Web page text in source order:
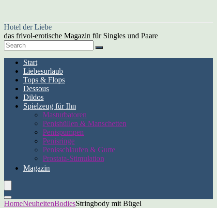
Hotel der Liebe
das frivol-erotische Magazin für Singles und Paare
Start
Liebesurlaub
Tops & Flops
Dessous
Dildos
Spielzeug für Ihn
Masturbatoren
Penishüllen & Manschetten
Penispumpen
Penisringe
Penisschlaufen & Gurte
Prostata-Stimulation
Magazin
HomeNeuheitenBodiesStringbody mit Bügel